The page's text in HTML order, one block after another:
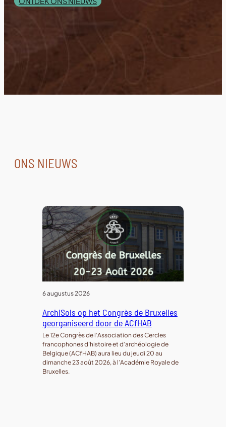
ONS NIEUWS
6 augustus 2026
ArchiSols op het Congrès de Bruxelles
georganiseerd door de ACfHAB
Le 12e Congrès de l’Association des Cercles
francophones d’histoire et d’archéologie de
Belgique (ACfHAB) aura lieu du jeudi 20 au
dimanche 23 août 2026, à l’Académie Royale de
Bruxelles.